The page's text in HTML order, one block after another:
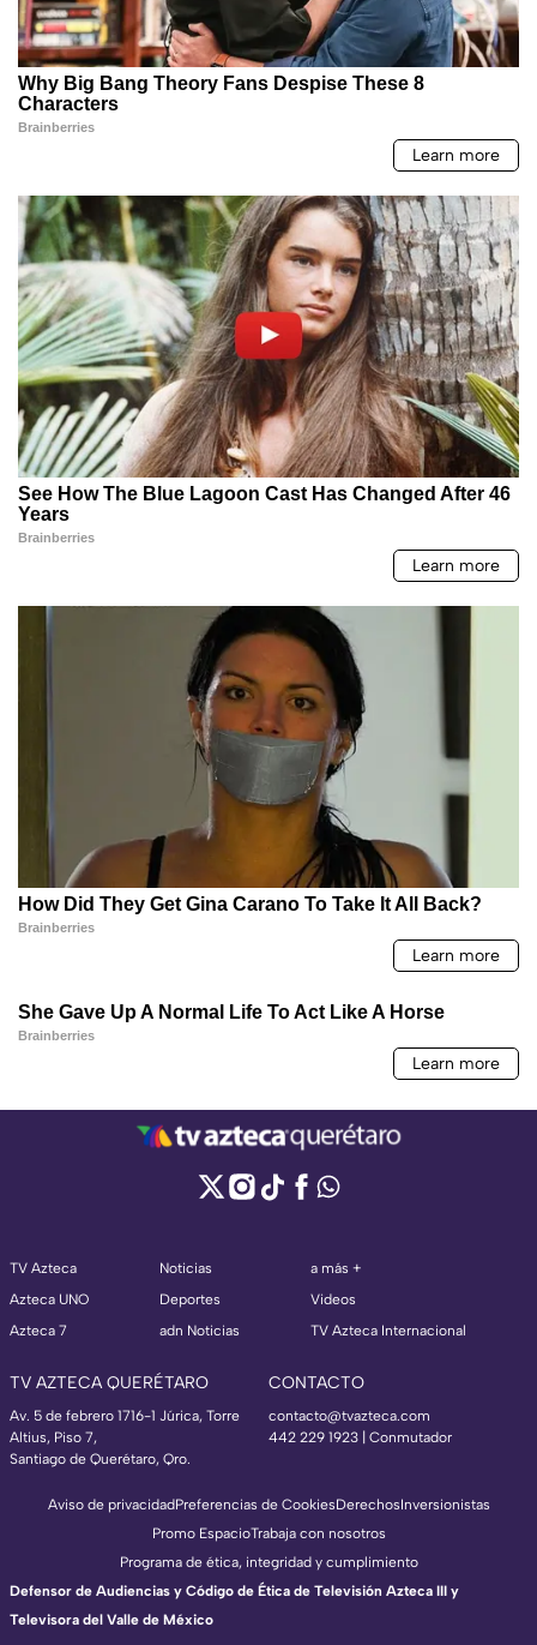
TV Azteca
Azteca UNO
Azteca 7
Noticias
Deportes
adn Noticias
a más +
Videos
TV Azteca Internacional
TV AZTECA QUERÉTARO
Av. 5 de febrero 1716-1 Júrica, Torre
Altius, Piso 7,
Santiago de Querétaro, Qro.
CONTACTO
contacto@tvazteca.com
442 229 1923 | Conmutador
Aviso de privacidadPreferencias de CookiesDerechosInversionistas
Promo EspacioTrabaja con nosotros
Programa de ética, integridad y cumplimiento
Defensor de Audiencias y Código de Ética de Televisión Azteca III y
Televisora del Valle de México